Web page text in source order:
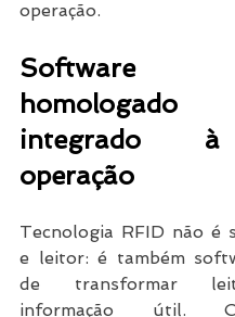
operação.
Software
integrado
operação
Tecnologia RFID não é
e leitor: é também
de transformar
informação útil.